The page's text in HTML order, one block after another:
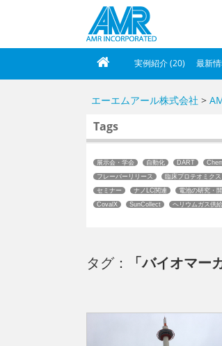
実例紹介 (20) 最新
エーエムアール株式会社 >
Tags
展示会・学会 自動化 DART
フレーバーリリース
臨床プロテオミクス
セミナー
ナノLC関連 電池の研究・
CovalX
SunCollect ヘリウムガス供
タグ： 「バイオマー